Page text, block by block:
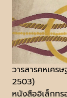
วารสารคหเศ
2503)
หนังสืออิเล็กท